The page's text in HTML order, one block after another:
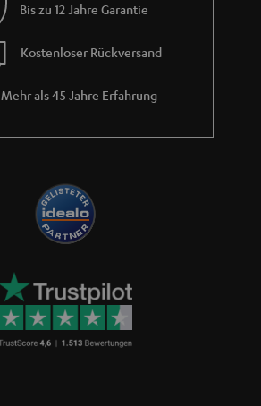
Bis zu 12 Jahre Garantie
Kostenloser Rückversand
Mehr als 45 Jahre Erfahrung